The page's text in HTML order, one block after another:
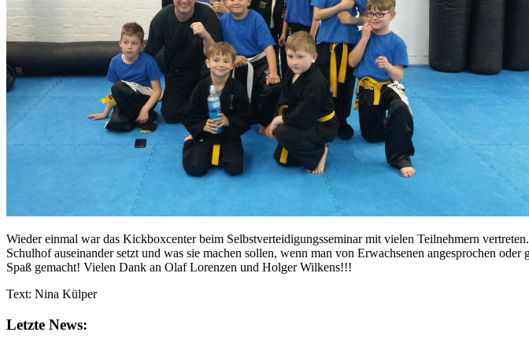
Wieder einmal war das Kickboxcenter beim Selbstverteidigungsseminar mit vielen Teilnehmern
Schulhof auseinander setzt und was sie machen sollen, wenn man von Erwachsenen angesprochen
Spaß gemacht! Vielen Dank an Olaf Lorenzen und Holger Wilkens!!!
Text: Nina Külper
Letzte News: